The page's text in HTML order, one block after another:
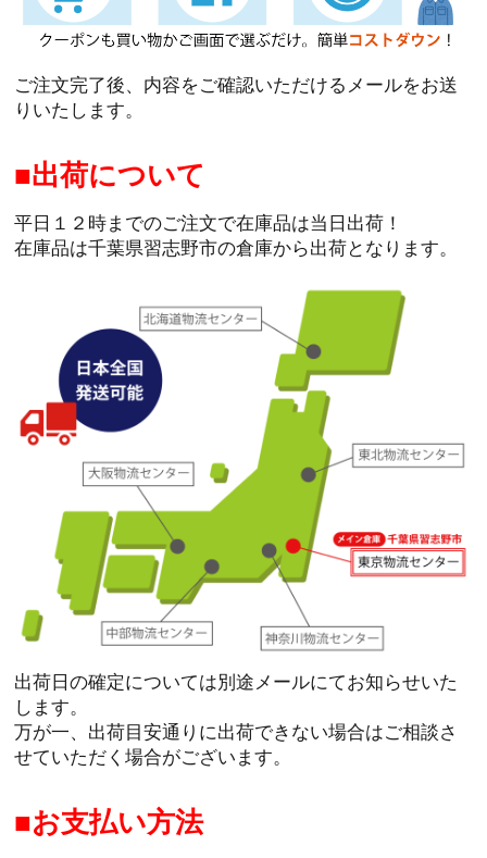
ご注文完了後、内容をご確認いただけるメールをお送
りいたします。
出荷について
平日１２時までのご注文で在庫品は当日出荷！
在庫品は千葉県習志野市の倉庫から出荷となります。
出荷日の確定については別途メールにてお知らせいた
します。
万が一、出荷目安通りに出荷できない場合はご相談さ
せていただく場合がございます。
お支払い方法